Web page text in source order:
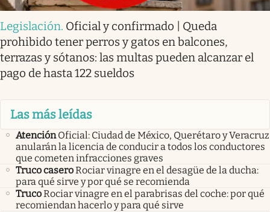
Legislación. Oficial y confirmado | Queda
prohibido tener perros y gatos en balcones,
terrazas y sótanos: las multas pueden alcanzar el
pago de hasta 122 sueldos
Las más leídas
Atención Oficial: Ciudad de México, Querétaro y Veracruz
anularán la licencia de conducir a todos los conductores
que cometen infracciones graves
Truco caseroRociar vinagre en el desagüe de la ducha:
para qué sirve y por qué se recomienda
TrucoRociar vinagre en el parabrisas del coche: por qué
recomiendan hacerlo y para qué sirve